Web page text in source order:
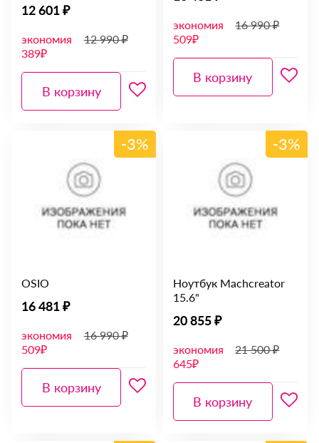
12 601 ₽
экономия
389₽
12 990 ₽
В корзину
экономия
509₽
16 990 ₽
В корзину
-3%
OSIO
16 481 ₽
экономия
509₽
16 990 ₽
В корзину
-3%
Ноутбук Machcreator
15.6"
20 855 ₽
экономия
645₽
21 500 ₽
В корзину